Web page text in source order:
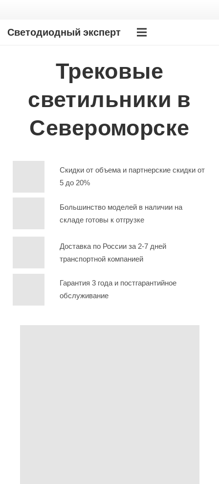
Светодиодный эксперт
Трековые
светильники в
Североморске
Скидки от объема и партнерские скидки от
5 до 20%
Большинство моделей в наличии на
складе готовы к отгрузке
Доставка по России за 2-7 дней
транспортной компанией
Гарантия 3 года и постгарантийное
обслуживание